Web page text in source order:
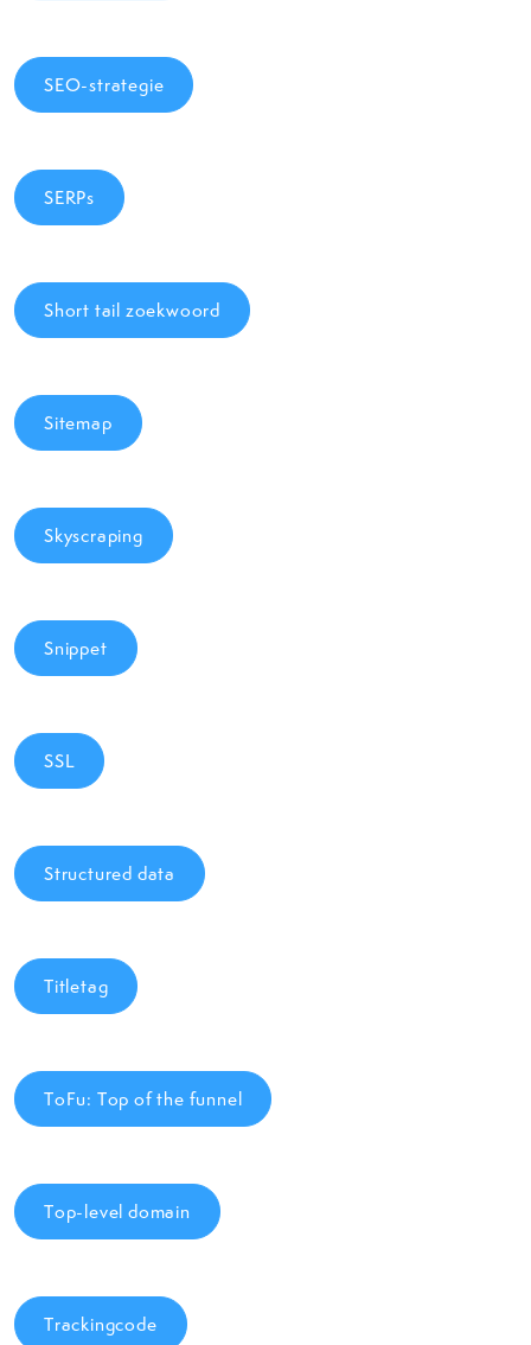
SEO-strategie
SERPs
Short tail zoekwoord
Sitemap
Skyscraping
Snippet
SSL
Structured data
Titletag
ToFu: Top of the funnel
Top-level domain
Trackingcode